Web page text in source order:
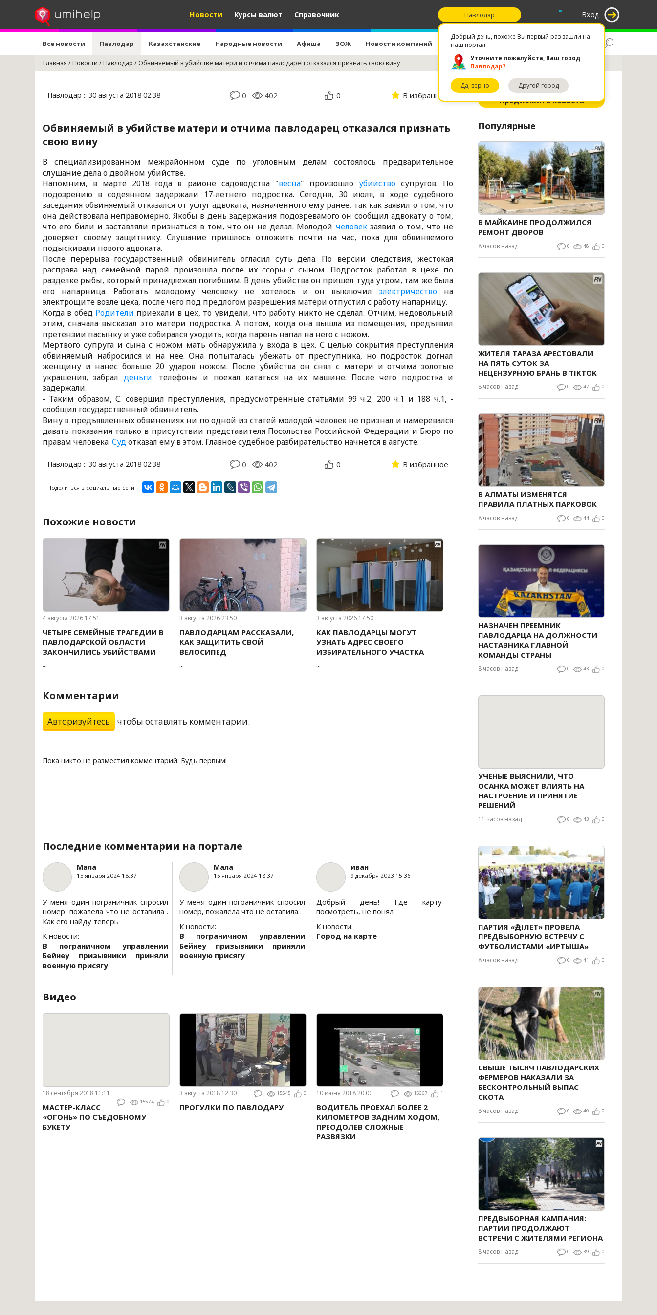
Новости Курсы валют Справочник Вход
°
Павлодар
Добрый день, похоже Вы первый раз зашли на
наш портал.
Уточните пожалуйста, Ваш город
Павлодар?
Да, верно Другой город
Все новости Павлодар Казахстанские Народные новости Афиша ЗОЖ Новости компаний Избранное
Главная /Новости /Павлодар / Обвиняемый в убийстве матери и отчима павлодарец отказался признать свою вину
Предложить новость
Популярные
В МАЙКАИНЕ ПРОДОЛЖИЛСЯ
РЕМОНТ ДВОРОВ
8 часов назад 0 48 0
ЖИТЕЛЯ ТАРАЗА АРЕСТОВАЛИ
НА ПЯТЬ СУТОК ЗА
НЕЦЕНЗУРНУЮ БРАНЬ В TIKTOK
8 часов назад 0 47 0
В АЛМАТЫ ИЗМЕНЯТСЯ
ПРАВИЛА ПЛАТНЫХ ПАРКОВОК
8 часов назад 0 44 0
НАЗНАЧЕН ПРЕЕМНИК
ПАВЛОДАРЦА НА ДОЛЖНОСТИ
НАСТАВНИКА ГЛАВНОЙ
КОМАНДЫ СТРАНЫ
8 часов назад 0 43 0
УЧЕНЫЕ ВЫЯСНИЛИ, ЧТО
ОСАНКА МОЖЕТ ВЛИЯТЬ НА
НАСТРОЕНИЕ И ПРИНЯТИЕ
РЕШЕНИЙ
11 часов назад 0 43 0
ПАРТИЯ «ӘДІЛЕТ» ПРОВЕЛА
ПРЕДВЫБОРНУЮ ВСТРЕЧУ С
ФУТБОЛИСТАМИ «ИРТЫША»
8 часов назад 0 41 0
СВЫШЕ ТЫСЯЧ ПАВЛОДАРСКИХ
ФЕРМЕРОВ НАКАЗАЛИ ЗА
БЕСКОНТРОЛЬНЫЙ ВЫПАС
СКОТА
8 часов назад 0 40 0
ПРЕДВЫБОРНАЯ КАМПАНИЯ:
ПАРТИИ ПРОДОЛЖАЮТ
ВСТРЕЧИ С ЖИТЕЛЯМИ РЕГИОНА
8 часов назад 0 39 0
Павлодар :: 30 августа 2018 02:38 0 402 0 В избранное
Обвиняемый в убийстве матери и отчима павлодарец отказался признать
свою вину
В специализированном межрайонном суде по уголовным делам состоялось предварительное
слушание дела о двойном убийстве.
Напомним, в марте 2018 года в районе садоводства "весна" произошло убийствосупругов. По
подозрению в содеянном задержали 17-летнего подростка. Сегодня, 30 июля, в ходе судебного
заседания обвиняемый отказался от услуг адвоката, назначенного ему ранее, так как заявил о том, что
она действовала неправомерно. Якобы в день задержания подозревамого он сообщил адвокату о том,
что его били и заставляли признаться в том, что он не делал. Молодой человекзаявил о том, что не
доверяет своему защитнику. Слушание пришлось отложить почти на час, пока для обвиняемого
подыскивали нового адвоката.
После перерыва государственный обвинитель огласил суть дела. По версии следствия, жестокая
расправа над семейной парой произошла после их ссоры с сыном. Подросток работал в цехе по
разделке рыбы, который принадлежал погибшим. В день убийства он пришел туда утром, там же была
его напарница. Работать молодому человеку не хотелось и он выключил электричество на
электрощите возле цеха, после чего под предлогом разрешения матери отпустил с работу напарницу.
Когда в обед Родители приехали в цех, то увидели, что работу никто не сделал. Отчим, недовольный
этим, сначала высказал это матери подростка. А потом, когда она вышла из помещения, предъявил
претензии пасынку и уже собирался уходить, когда парень напал на него с ножом.
Мертвого супруга и сына с ножом мать обнаружила у входа в цех. С целью сокрытия преступления
обвиняемый набросился и на нее. Она попыталась убежать от преступника, но подросток догнал
женщину и нанес больше 20 ударов ножом. После убийства он снял с матери и отчима золотые
украшения, забрал деньги, телефоны и поехал кататься на их машине. После чего подростка и
задержали.
- Таким образом, С. совершил преступления, предусмотренные статьями 99 ч.2, 200 ч.1 и 188 ч.1, -
сообщил государственный обвинитель.
Вину в предъявленных обвинениях ни по одной из статей молодой человек не признал и намеревался
давать показания только в присутствии представителя Посольства Российской Федерации и Бюро по
правам человека. Судотказал ему в этом. Главное судебное разбирательство начнется в августе.
Павлодар :: 30 августа 2018 02:38 0 402 0 В избранное
Поделиться в социальные сети:
Похожие новости
4 августа 2026 17:51
ЧЕТЫРЕ СЕМЕЙНЫЕ ТРАГЕДИИ В
ПАВЛОДАРСКОЙ ОБЛАСТИ
ЗАКОНЧИЛИСЬ УБИЙСТВАМИ
...
3 августа 2026 23:50
ПАВЛОДАРЦАМ РАССКАЗАЛИ,
КАК ЗАЩИТИТЬ СВОЙ
ВЕЛОСИПЕД
...
3 августа 2026 17:50
КАК ПАВЛОДАРЦЫ МОГУТ
УЗНАТЬ АДРЕС СВОЕГО
ИЗБИРАТЕЛЬНОГО УЧАСТКА
...
Комментарии
Авторизуйтесь чтобы оставлять комментарии.
Пока никто не разместил комментарий. Будь первым!
Последние комментарии на портале
Мала
15 января 2024 18:37
У меня один пограничник спросил
номер, пожалела что не оставила .
Как его найду теперь
К новости:
В пограничном управлении
Бейнеу призывники приняли
военную присягу
Мала
15 января 2024 18:37
У меня один пограничник спросил
номер, пожалела что не оставила .
К новости:
В пограничном управлении
Бейнеу призывники приняли
военную присягу
иван
9 декабря 2023 15:36
Добрый день! Где карту
посмотреть, не понял.
К новости:
Город на карте
Видео
18 сентября 2018 11:11
15574 0
МАСТЕР-КЛАСС
«ОГОНЬ» ПО СЪЕДОБНОМУ
БУКЕТУ
3 августа 2018 12:30 15545 0
ПРОГУЛКИ ПО ПАВЛОДАРУ
10 июня 2018 20:00 15667 1
ВОДИТЕЛЬ ПРОЕХАЛ БОЛЕЕ 2
КИЛОМЕТРОВ ЗАДНИМ ХОДОМ,
ПРЕОДОЛЕВ СЛОЖНЫЕ
РАЗВЯЗКИ